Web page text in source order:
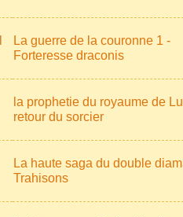
La guerre de la couronne 1 -
Forteresse draconis
la prophetie du royaume de
retour du sorcier
La haute saga du double
Trahisons